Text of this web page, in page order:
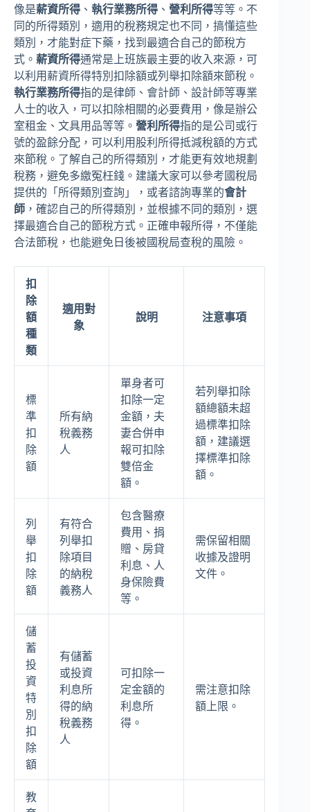
像是薪資所得 、 執行業務所得 、 營利所得等等。不
同的所得類別，適用的稅務規定也不同，搞懂這些
類別，才能對症下藥，找到最適合自己的節稅方
式。 薪資所得通常是上班族最主要的收入來源，可
以利用薪資所得特別扣除額或列舉扣除額來節稅。
執行業務所得指的是律師、會計師、設計師等專業
人士的收入，可以扣除相關的必要費用，像是辦公
室租金、文具用品等等。 營利所得指的是公司或行
號的盈餘分配，可以利用股利所得抵減稅額的方式
來節稅。了解自己的所得類別，才能更有效地規劃
稅務，避免多繳冤枉錢。建議大家可以參考國稅局
提供的「所得類別查詢」，或者諮詢專業的會計
師 ，確認自己的所得類別，並根據不同的類別，選
擇最適合自己的節稅方式。正確申報所得，不僅能
合法節稅，也能避免日後被國稅局查稅的風險。
扣
除
額
種
類
適用對
象
說明 注意事項
標
準
扣
除
額
所有納
稅義務
人
單身者可
扣除一定
金額，夫
妻合併申
報可扣除
雙倍金
額。
若列舉扣除
額總額未超
過標準扣除
額，建議選
擇標準扣除
額。
列
舉
扣
除
額
有符合
列舉扣
除項目
的納稅
義務人
包含醫療
費用、捐
贈、房貸
利息、人
身保險費
等。
需保留相關
收據及證明
文件。
儲
蓄
投
資
特
別
扣
除
額
有儲蓄
或投資
利息所
得的納
稅義務
人
可扣除一
定金額的
利息所
得。
需注意扣除
額上限。
教